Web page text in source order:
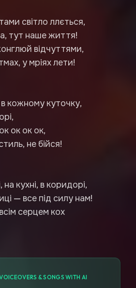
світло ллється,
тут наше життя!
відчуттями,
у мріях лети!
кожному куточку,
ок ок ок,
не бійся!
кухні, в коридорі,
— все під силу нам!
серцем кох
& SONGS WITH AI